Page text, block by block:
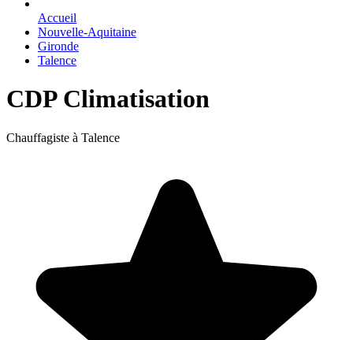
Accueil
Nouvelle-Aquitaine
Gironde
Talence
CDP Climatisation
Chauffagiste à Talence